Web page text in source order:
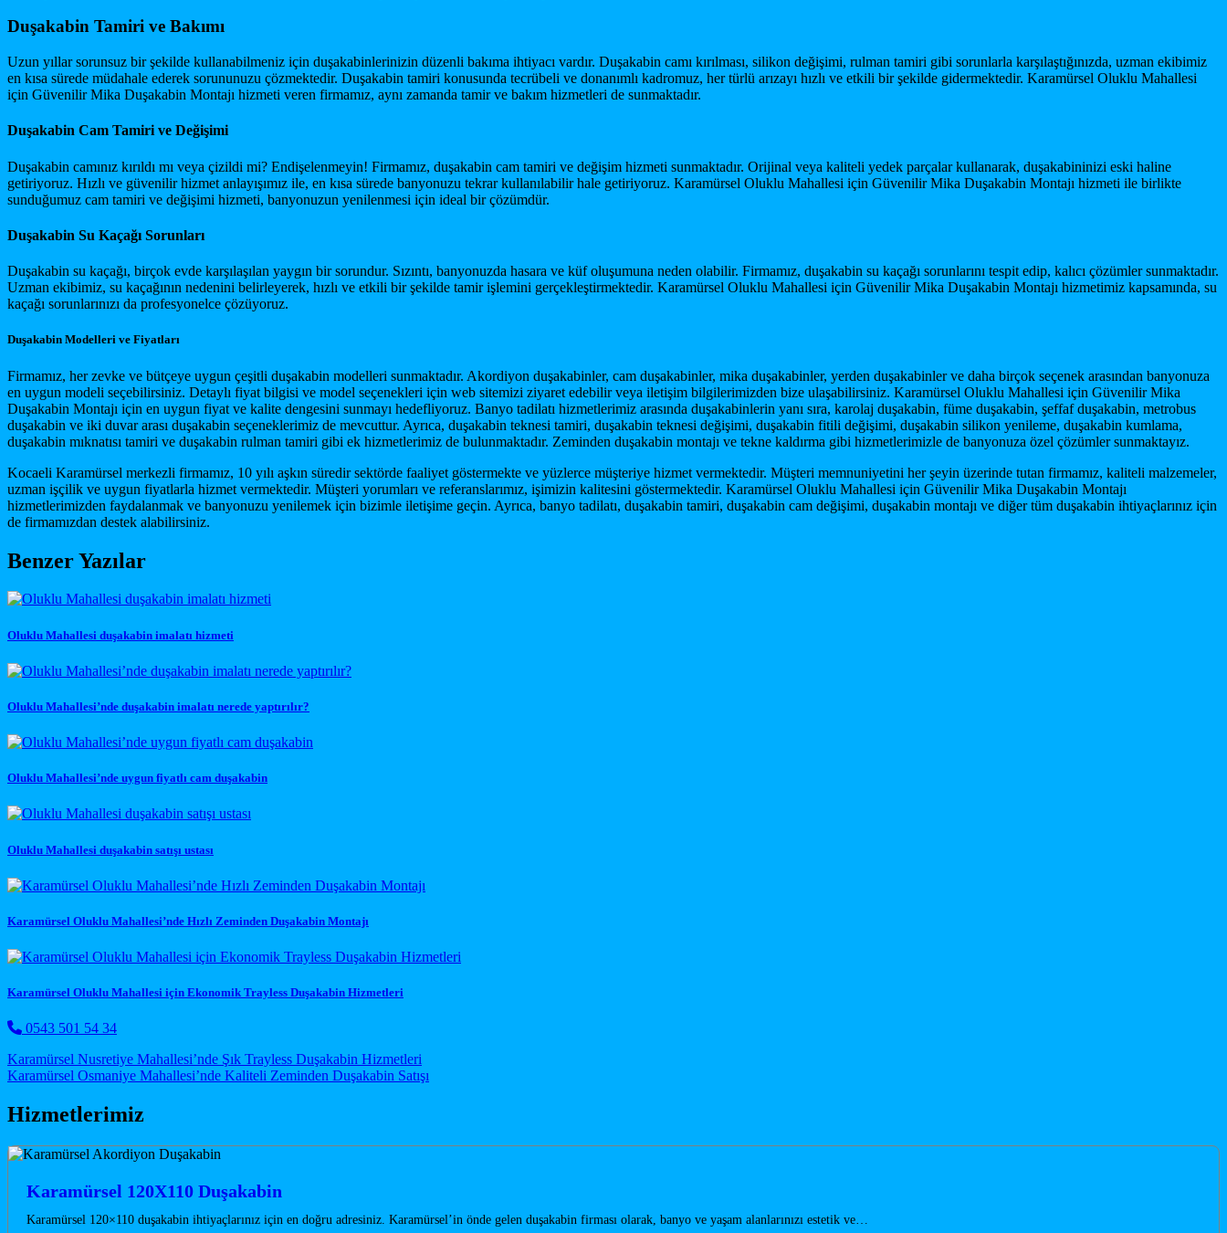
Duşakabin Tamiri ve Bakımı
Uzun yıllar sorunsuz bir şekilde kullanabilmeniz için duşakabinlerinizin düzenli bakıma ihtiyacı vardır. Duşakabin camı kırılması, silikon değişimi, rulman tamiri gibi sorunlarla karşılaştığınızda, uzman ekibimiz
en kısa sürede müdahale ederek sorununuzu çözmektedir. Duşakabin tamiri konusunda tecrübeli ve donanımlı kadromuz, her türlü arızayı hızlı ve etkili bir şekilde gidermektedir. Karamürsel Oluklu Mahallesi
için Güvenilir Mika Duşakabin Montajı hizmeti veren firmamız, aynı zamanda tamir ve bakım hizmetleri de sunmaktadır.
Duşakabin Cam Tamiri ve Değişimi
Duşakabin camınız kırıldı mı veya çizildi mi? Endişelenmeyin! Firmamız, duşakabin cam tamiri ve değişim hizmeti sunmaktadır. Orijinal veya kaliteli yedek parçalar kullanarak, duşakabininizi eski haline
getiriyoruz. Hızlı ve güvenilir hizmet anlayışımız ile, en kısa sürede banyonuzu tekrar kullanılabilir hale getiriyoruz. Karamürsel Oluklu Mahallesi için Güvenilir Mika Duşakabin Montajı hizmeti ile birlikte
sunduğumuz cam tamiri ve değişimi hizmeti, banyonuzun yenilenmesi için ideal bir çözümdür.
Duşakabin Su Kaçağı Sorunları
Duşakabin su kaçağı, birçok evde karşılaşılan yaygın bir sorundur. Sızıntı, banyonuzda hasara ve küf oluşumuna neden olabilir. Firmamız, duşakabin su kaçağı sorunlarını tespit edip, kalıcı çözümler sunmaktadır.
Uzman ekibimiz, su kaçağının nedenini belirleyerek, hızlı ve etkili bir şekilde tamir işlemini gerçekleştirmektedir. Karamürsel Oluklu Mahallesi için Güvenilir Mika Duşakabin Montajı hizmetimiz kapsamında, su
kaçağı sorunlarınızı da profesyonelce çözüyoruz.
Duşakabin Modelleri ve Fiyatları
Firmamız, her zevke ve bütçeye uygun çeşitli duşakabin modelleri sunmaktadır. Akordiyon duşakabinler, cam duşakabinler, mika duşakabinler, yerden duşakabinler ve daha birçok seçenek arasından banyonuza
en uygun modeli seçebilirsiniz. Detaylı fiyat bilgisi ve model seçenekleri için web sitemizi ziyaret edebilir veya iletişim bilgilerimizden bize ulaşabilirsiniz. Karamürsel Oluklu Mahallesi için Güvenilir Mika
Duşakabin Montajı için en uygun fiyat ve kalite dengesini sunmayı hedefliyoruz. Banyo tadilatı hizmetlerimiz arasında duşakabinlerin yanı sıra, karolaj duşakabin, füme duşakabin, şeffaf duşakabin, metrobus
duşakabin ve iki duvar arası duşakabin seçeneklerimiz de mevcuttur. Ayrıca, duşakabin teknesi tamiri, duşakabin teknesi değişimi, duşakabin fitili değişimi, duşakabin silikon yenileme, duşakabin kumlama,
duşakabin mıknatısı tamiri ve duşakabin rulman tamiri gibi ek hizmetlerimiz de bulunmaktadır. Zeminden duşakabin montajı ve tekne kaldırma gibi hizmetlerimizle de banyonuza özel çözümler sunmaktayız.
Kocaeli Karamürsel merkezli firmamız, 10 yılı aşkın süredir sektörde faaliyet göstermekte ve yüzlerce müşteriye hizmet vermektedir. Müşteri memnuniyetini her şeyin üzerinde tutan firmamız, kaliteli malzemeler,
uzman işçilik ve uygun fiyatlarla hizmet vermektedir. Müşteri yorumları ve referanslarımız, işimizin kalitesini göstermektedir. Karamürsel Oluklu Mahallesi için Güvenilir Mika Duşakabin Montajı
hizmetlerimizden faydalanmak ve banyonuzu yenilemek için bizimle iletişime geçin. Ayrıca, banyo tadilatı, duşakabin tamiri, duşakabin cam değişimi, duşakabin montajı ve diğer tüm duşakabin ihtiyaçlarınız için
de firmamızdan destek alabilirsiniz.
Benzer Yazılar
Oluklu Mahallesi duşakabin imalatı hizmeti
Oluklu Mahallesi’nde duşakabin imalatı nerede yaptırılır?
Oluklu Mahallesi’nde uygun fiyatlı cam duşakabin
Oluklu Mahallesi duşakabin satışı ustası
Karamürsel Oluklu Mahallesi’nde Hızlı Zeminden Duşakabin Montajı
Karamürsel Oluklu Mahallesi için Ekonomik Trayless Duşakabin Hizmetleri
0543 501 54 34
Post navigation
Karamürsel Nusretiye Mahallesi’nde Şık Trayless Duşakabin Hizmetleri
Karamürsel Osmaniye Mahallesi’nde Kaliteli Zeminden Duşakabin Satışı
Hizmetlerimiz
Karamürsel 120X110 Duşakabin
Karamürsel 120×110 duşakabin ihtiyaçlarınız için en doğru adresiniz. Karamürsel’in önde gelen duşakabin firması olarak, banyo ve yaşam alanlarınızı estetik ve…